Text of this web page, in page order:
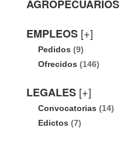
AGROPECUARIOS
EMPLEOS [+]
Pedidos (9)
Ofrecidos (146)
LEGALES [+]
Convocatorias (14)
Edictos (7)